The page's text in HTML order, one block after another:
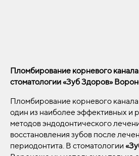
Пломбирование корневого канала
стоматологии «Зуб Здоров»
Пломбирование корневого
один из наиболее эффективных и
методов эндодонтического
восстановления зубов после
периодонтита. В стоматологии